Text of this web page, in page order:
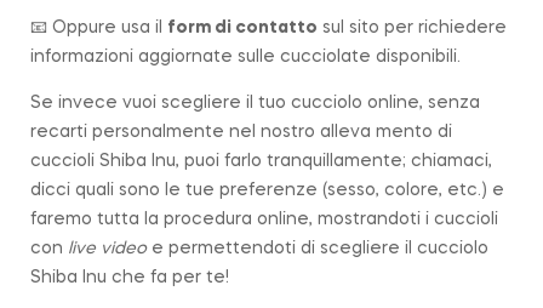
📧 Oppure usa il form di contatto sul sito per richiedere
informazioni aggiornate sulle cucciolate disponibili.
Se invece vuoi scegliere il tuo cucciolo online, senza
recarti personalmente nel nostro alleva mento di
cuccioli Shiba Inu, puoi farlo tranquillamente; chiamaci,
dicci quali sono le tue preferenze (sesso, colore, etc.) e
faremo tutta la procedura online, mostrandoti i cuccioli
con live videoe permettendoti di scegliere il cucciolo
Shiba Inu che fa per te!